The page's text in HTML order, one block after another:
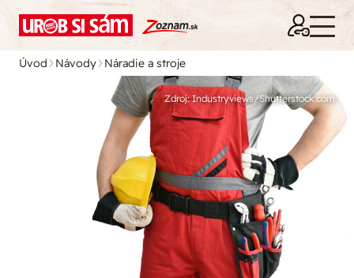
Úvod Návody Náradie a stroje
Zdroj: Industryviews/Shutterstock.com